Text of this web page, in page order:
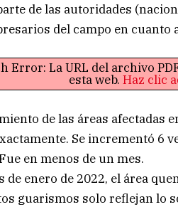
de las autoridades
del campo en cuanto
Error: La URL del archivo
esta web. Haz clic
de las áreas afectadas
Se incrementó 6
en menos de un mes.
de enero de 2022, el área
guarismos solo reflejan lo